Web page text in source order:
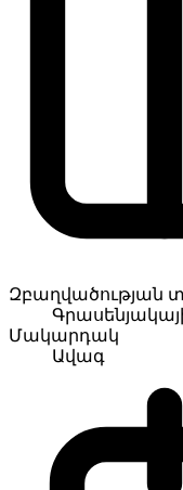
Զբաղվածության
Մակարդակ
Ավագ